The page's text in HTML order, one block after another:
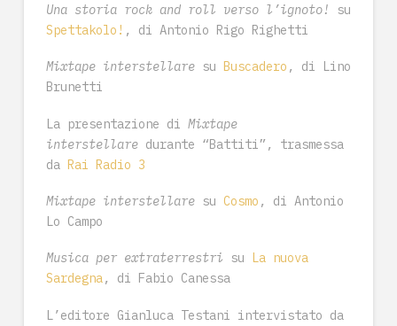
Una storia rock and roll verso l’ignoto!
su
Spettakolo! , di Antonio Rigo Righetti
Mixtape interstellaresu Buscadero , di Lino
Brunetti
La presentazione di Mixtape
interstellaredurante “Battiti”, trasmessa
da Rai Radio 3
Mixtape interstellaresu Cosmo , di Antonio
Lo Campo
Musica per extraterrestri su La nuova
Sardegna, di Fabio Canessa
L’editore Gianluca Testani intervistato da